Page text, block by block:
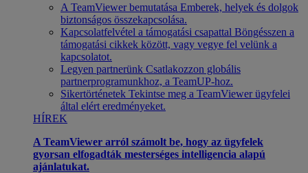
A TeamViewer bemutatása Emberek, helyek és dolgok
biztonságos összekapcsolása.
Kapcsolatfelvétel a támogatási csapattal Böngésszen a
támogatási cikkek között, vagy vegye fel velünk a
kapcsolatot.
Legyen partnerünk Csatlakozzon globális
partnerprogramunkhoz, a TeamUP-hoz.
Sikertörténetek Tekintse meg a TeamViewer ügyfelei
által elért eredményeket.
HÍREK
A TeamViewer arról számolt be, hogy az ügyfelek
gyorsan elfogadták mesterséges intelligencia alapú
ajánlatukat.